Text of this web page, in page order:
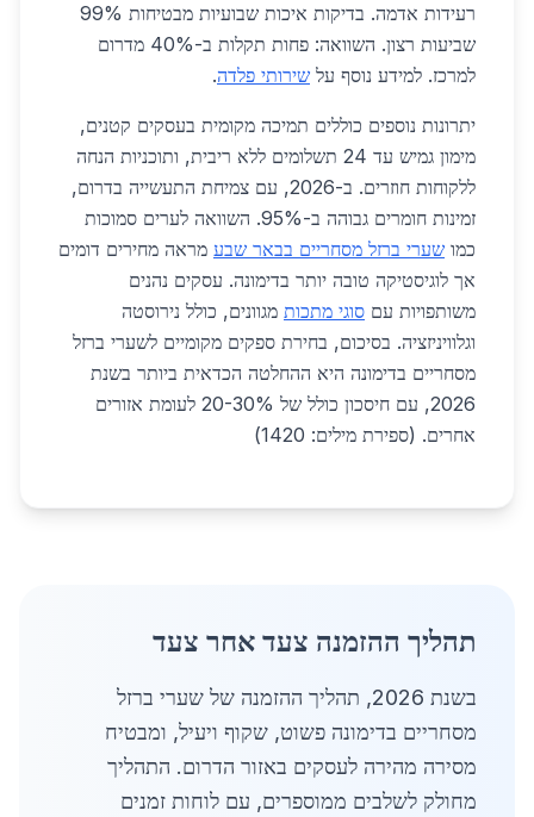
רעידות אדמה. בדיקות איכות שבועיות מבטיחות 99%
שביעות רצון. השוואה: פחות תקלות ב-40% מדרום
למרכז. למידע נוסף על שירותי פלדה.
יתרונות נוספים כוללים תמיכה מקומית בעסקים קטנים,
מימון גמיש עד 24 תשלומים ללא ריבית, ותוכניות הנחה
ללקוחות חוזרים. ב-2026, עם צמיחת התעשייה בדרום,
זמינות חומרים גבוהה ב-95%. השוואה לערים סמוכות
כמו שערי ברזל מסחריים בבאר שבע מראה מחירים דומים
אך לוגיסטיקה טובה יותר בדימונה. עסקים נהנים
משותפויות עם סוגי מתכות מגוונים, כולל נירוסטה
וגלוויניזציה. בסיכום, בחירת ספקים מקומיים לשערי ברזל
מסחריים בדימונה היא ההחלטה הכדאית ביותר בשנת
2026, עם חיסכון כולל של 20-30% לעומת אזורים
אחרים. (ספירת מילים: 1420)
תהליך ההזמנה צעד אחר צעד
בשנת 2026, תהליך ההזמנה של שערי ברזל
מסחריים בדימונה פשוט, שקוף ויעיל, ומבטיח
מסירה מהירה לעסקים באזור הדרום. התהליך
מחולק לשלבים ממוספרים, עם לוחות זמנים